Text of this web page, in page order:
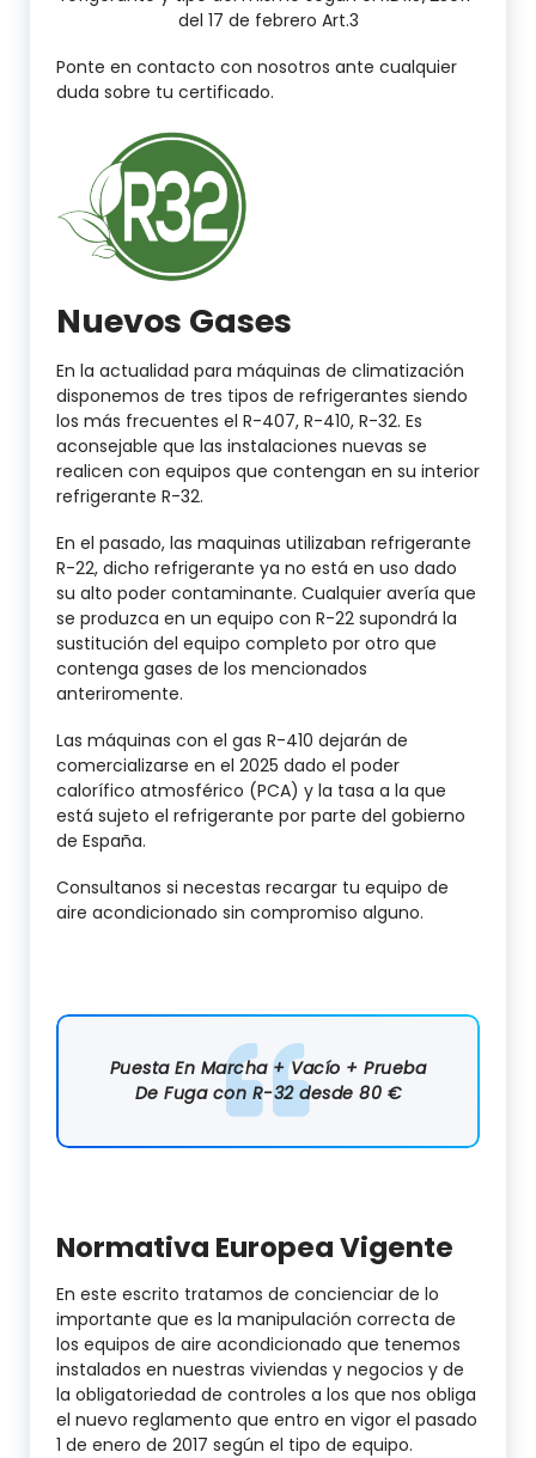
del 17 de febrero Art.3
Ponte en contacto con nosotros ante cualquier
duda sobre tu certificado.
Nuevos Gases
En la actualidad para máquinas de climatización
disponemos de tres tipos de refrigerantes siendo
los más frecuentes el R-407, R-410, R-32. Es
aconsejable que las instalaciones nuevas se
realicen con equipos que contengan en su interior
refrigerante R-32.
En el pasado, las maquinas utilizaban refrigerante
R-22, dicho refrigerante ya no está en uso dado
su alto poder contaminante. Cualquier avería que
se produzca en un equipo con R-22 supondrá la
sustitución del equipo completo por otro que
contenga gases de los mencionados
anteriromente.
Las máquinas con el gas R-410 dejarán de
comercializarse en el 2025 dado el poder
calorífico atmosférico (PCA) y la tasa a la que
está sujeto el refrigerante por parte del gobierno
de España.
Consultanos si necestas recargar tu equipo de
aire acondicionado sin compromiso alguno.
Puesta En Marcha + Vacío + Prueba
De Fuga con R-32 desde 80 €
Normativa Europea Vigente
En este escrito tratamos de concienciar de lo
importante que es la manipulación correcta de
los equipos de aire acondicionado que tenemos
instalados en nuestras viviendas y negocios y de
la obligatoriedad de controles a los que nos obliga
el nuevo reglamento que entro en vigor el pasado
1 de enero de 2017 según el tipo de equipo.